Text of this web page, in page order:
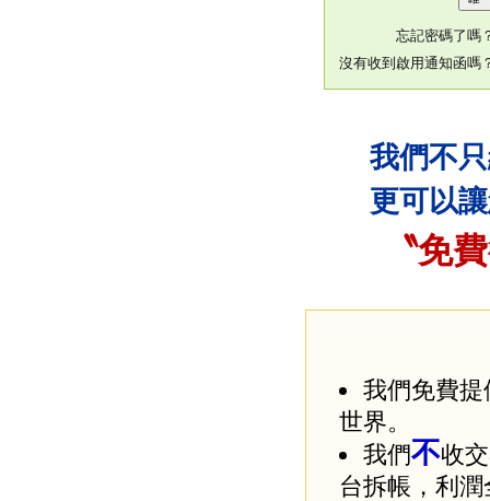
忘記密碼了嗎
沒有收到啟用通知函嗎
我們不
更可以
〝免
我們免費
世界。
我們不收
台拆帳，利